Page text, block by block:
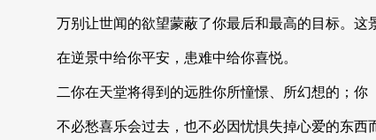
万别让世闻的欲望蒙蔽了你最后和最高的目标。这
在逆景中给你平安，患难中给你喜悦。
二你在天堂将得到的远胜你所憧憬、所幻想的；你
不必愁喜乐会过去，也不必因忧惧失掉心爱的东西